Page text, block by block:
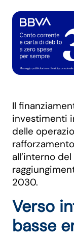
Il
investimenti
delle
all’interno
2030.
Verso
basse